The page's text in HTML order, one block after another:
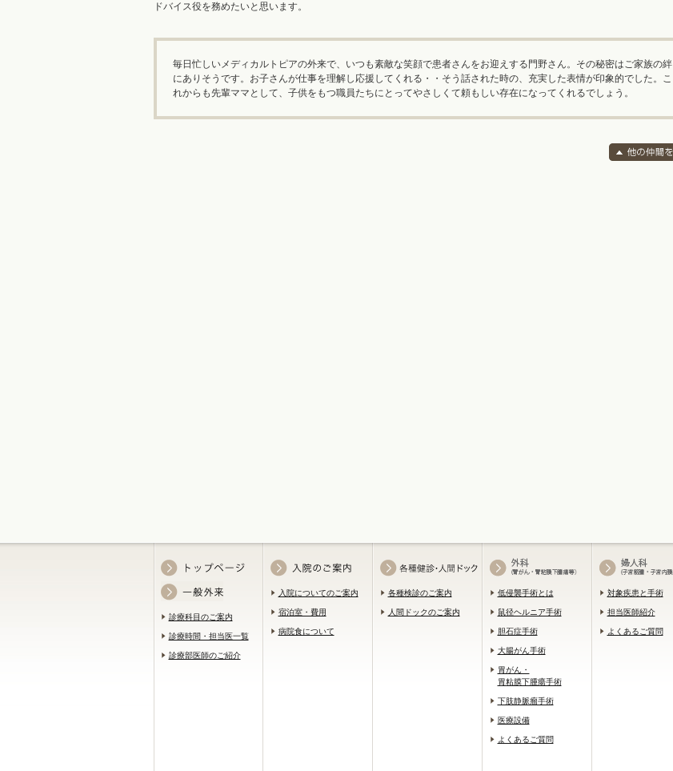
ドバイス役を務めたいと思います。
毎日忙しいメディカルトピアの外来で、いつも素敵な笑顔で患者さんをお迎えする門野さん。その秘密はご家族の絆
にありそうです。お子さんが仕事を理解し応援してくれる・・そう話された時の、充実した表情が印象的でした。こ
れからも先輩ママとして、子供をもつ職員たちにとってやさしくて頼もしい存在になってくれるでしょう。
診療科目のご案内
診療時間・担当医一覧
診療部医師のご紹介
入院についてのご案内
宿泊室・費用
病院食について
各種検診のご案内
人間ドックのご案内
低侵襲手術とは
鼠径ヘルニア手術
胆石症手術
大腸がん手術
胃がん・
胃粘膜下腫瘍手術
下肢静脈瘤手術
医療設備
よくあるご質問
対象疾患と手術
担当医師紹介
よくあるご質問